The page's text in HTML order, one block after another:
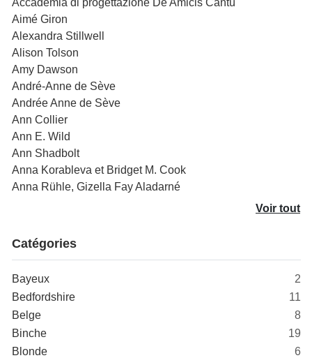
Aimé Giron
Alexandra Stillwell
Alison Tolson
Amy Dawson
André-Anne de Sève
Andrée Anne de Sève
Ann Collier
Ann E. Wild
Ann Shadbolt
Anna Korableva et Bridget M. Cook
Anna Rühle, Gizella Fay Aladarné
Voir tout
Catégories
Bayeux
2
Bedfordshire
11
Belge
8
Binche
19
Blonde
6